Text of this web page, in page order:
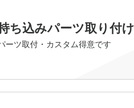
ち込みパーツ取り付け
ーツ取付・カスタム得意です